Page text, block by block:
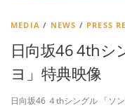
MEDIA / NEWS / PRESS
日向坂46 4thシ
ヨ」特典映像
日向坂46 ４thシングル 「ソ